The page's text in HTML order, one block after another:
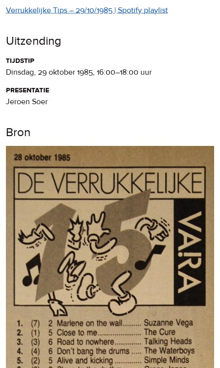
Verrukkelijke Tips – 29/10/1985 | Spotify playlist
Uitzending
tijdstip
dinsdag, 29 oktober 1985, 16:00–18:00 uur
presentatie
Jeroen Soer
Bron